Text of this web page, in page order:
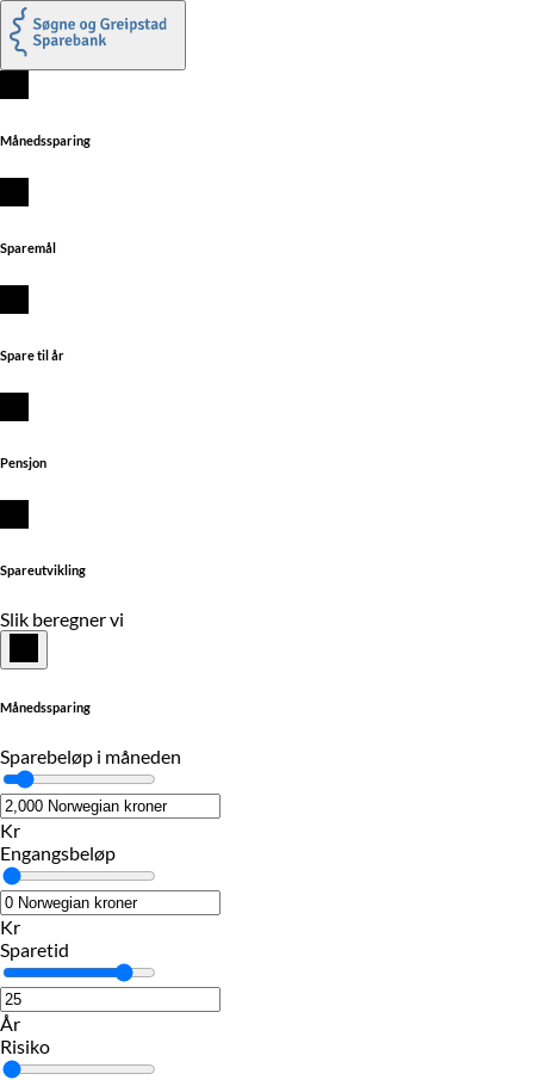
Månedssparing
Sparemål
Spare til år
Pensjon
Spareutvikling
Slik beregner vi
Månedssparing
Sparebeløp i måneden
Kr
Engangsbeløp
Kr
Sparetid
År
Risiko